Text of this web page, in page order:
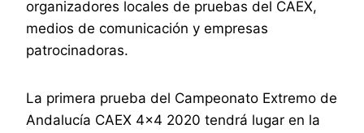
organizadores locales de pruebas del CAEX,
medios de comunicación y empresas
patrocinadoras.
La primera prueba del Campeonato Extremo de
Andalucía CAEX 4×4 2020 tendrá lugar en la